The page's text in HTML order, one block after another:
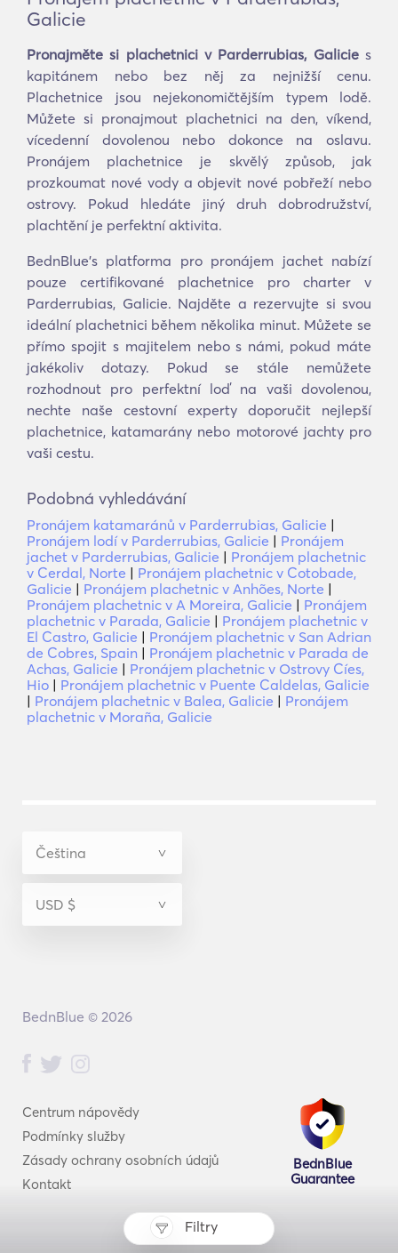
Filtry
Galicie
Pronajměte si plachetnici v Parderrubias, Galicies
kapitánem nebo bez něj za nejnižší cenu.
Plachetnice jsou nejekonomičtějším typem lodě.
Můžete si pronajmout plachetnici na den, víkend,
vícedenní dovolenou nebo dokonce na oslavu.
Pronájem plachetnice je skvělý způsob, jak
prozkoumat nové vody a objevit nové pobřeží nebo
ostrovy. Pokud hledáte jiný druh dobrodružství,
plachtění je perfektní aktivita.
BednBlue's platforma pro pronájem jachet nabízí
pouze certifikované plachetnice pro charter v
Parderrubias, Galicie. Najděte a rezervujte si svou
ideální plachetnici během několika minut. Můžete se
přímo spojit s majitelem nebo s námi, pokud máte
jakékoliv dotazy. Pokud se stále nemůžete
rozhodnout pro perfektní loď na vaši dovolenou,
nechte naše cestovní experty doporučit nejlepší
plachetnice, katamarány nebo motorové jachty pro
vaši cestu.
Podobná vyhledávání
Pronájem katamaránů v Parderrubias, Galicie |
Pronájem lodí v Parderrubias, Galicie | Pronájem
jachet v Parderrubias, Galicie | Pronájem plachetnic
v Cerdal, Norte | Pronájem plachetnic v Cotobade,
Galicie | Pronájem plachetnic v Anhões, Norte |
Pronájem plachetnic v A Moreira, Galicie | Pronájem
plachetnic v Parada, Galicie | Pronájem plachetnic v
El Castro, Galicie | Pronájem plachetnic v San Adrian
de Cobres, Spain | Pronájem plachetnic v Parada de
Achas, Galicie | Pronájem plachetnic v Ostrovy Cíes,
Hio | Pronájem plachetnic v Puente Caldelas, Galicie
| Pronájem plachetnic v Balea, Galicie | Pronájem
plachetnic v Moraña, Galicie
Centrum nápovědy
Podmínky služby
Zásady ochrany osobních údajů
Kontakt
BednBlue
Guarantee
BednBlue © 2026